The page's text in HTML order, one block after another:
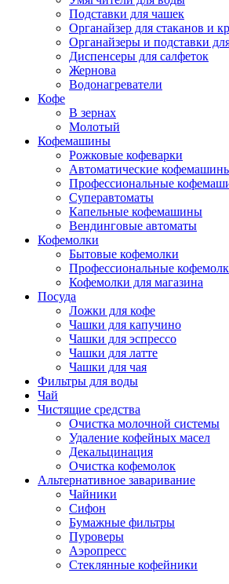
Подставки для чашек
Органайзер для стаканов и
Органайзеры и подставки
Диспенсеры для салфеток
Жернова
Водонагреватели
Кофе
В зернах
Молотый
Кофемашины
Рожковые кофеварки
Автоматические
Профессиональные
Суперавтоматы
Капельные кофемашины
Вендинговые автоматы
Кофемолки
Бытовые кофемолки
Профессиональные
Кофемолки для магазина
Посуда
Ложки для кофе
Чашки для капучино
Чашки для эспрессо
Чашки для латте
Чашки для чая
Фильтры для воды
Чай
Чистящие средства
Очистка молочной системы
Удаление кофейных масел
Декальцинация
Очистка кофемолок
Альтернативное заваривание
Чайники
Сифон
Бумажные фильтры
Пуроверы
Аэропресс
Стеклянные кофейники